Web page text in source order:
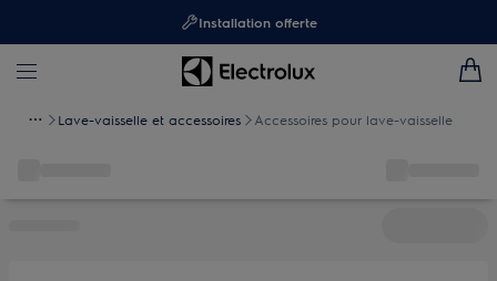
Installation offerte
Lave-vaisselle et accessoires Accessoires pour lave-vaisselle